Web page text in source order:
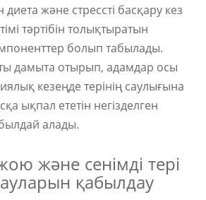
диета және стрессті басқару кез
тәртібін толықтыратын
болып табылады.
дамыта отырып, адамдар осы
кезеңде терінің саулығына
ықпал ететін негізделген
алады.
және сенімді тері
қабылдау